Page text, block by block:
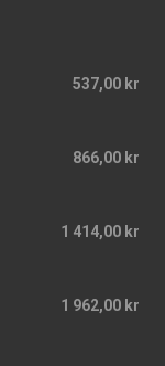
537,00 kr
866,00 kr
1 414,00 kr
1 962,00 kr